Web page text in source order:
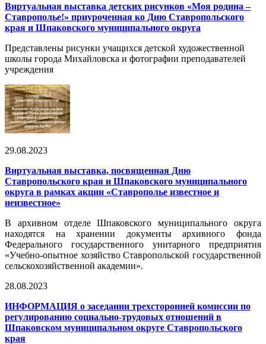
Виртуальная выставка детских рисунков «Моя родина –
Ставрополье!» приуроченная ко Дню Ставропольского
края и Шпаковского муниципального округа
Представлены рисунки учащихся детской художественной
школы города Михайловска и фотографии преподавателей
учреждения
29.08.2023
Виртуальная выставка, посвященная Дню
Ставропольского края и Шпаковского муниципального
округа в рамках акции «Ставрополье известное и
неизвестное»
В архивном отделе Шпаковского муниципального округа
находятся на хранении документы архивного фонда
Федерального государственного унитарного предприятия
«Учебно-опытное хозяйство Ставропольской государственной
сельскохозяйственной академии».
28.08.2023
ИНФОРМАЦИЯ о заседании трехсторонней комиссии по
регулированию социально-трудовых отношений в
Шпаковском муниципальном округе Ставропольского
края